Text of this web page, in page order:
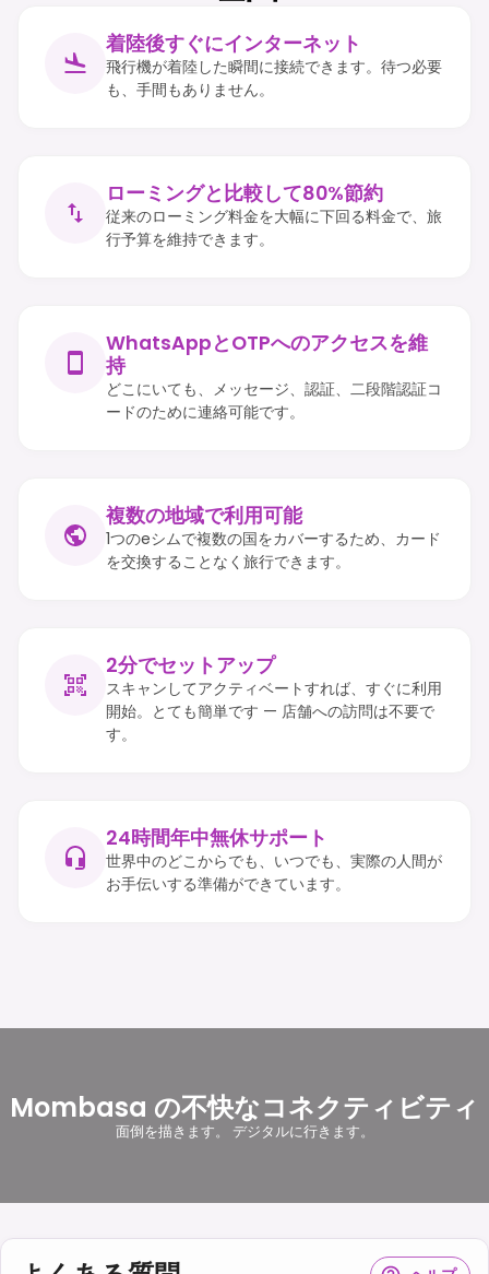
着陸後すぐにインターネット
飛行機が着陸した瞬間に接続できます。待つ必要
も、手間もありません。
ローミングと比較して80%節約
従来のローミング料金を大幅に下回る料金で、旅
行予算を維持できます。
WhatsAppとOTPへのアクセスを維
持
どこにいても、メッセージ、認証、二段階認証コ
ードのために連絡可能です。
複数の地域で利用可能
1つのeシムで複数の国をカバーするため、カード
を交換することなく旅行できます。
2分でセットアップ
スキャンしてアクティベートすれば、すぐに利用
開始。とても簡単です — 店舗への訪問は不要で
す。
24時間年中無休サポート
世界中のどこからでも、いつでも、実際の人間が
お手伝いする準備ができています。
Mombasa の不快なコネクティビティ
面倒を描きます。 デジタルに行きます。